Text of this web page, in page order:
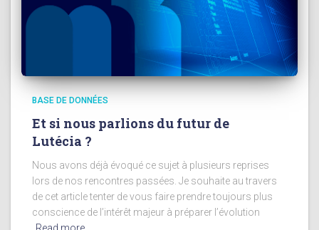
BASE DE DONNÉES
Et si nous parlions du futur de
Lutécia ?
Nous avons déjà évoqué ce sujet à plusieurs reprises
lors de nos rencontres passées. Je souhaite au travers
de cet article tenter de vous faire prendre toujours plus
conscience de l’intérêt majeur à préparer l’évolution